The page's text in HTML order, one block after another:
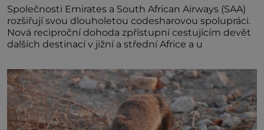
Společnosti Emirates a South African Airways (SAA)
rozšiřují svou dlouholetou codesharovou spolupráci.
Nová reciproční dohoda zpřístupní cestujícím devět
dalších destinací v jižní a střední Africe a u